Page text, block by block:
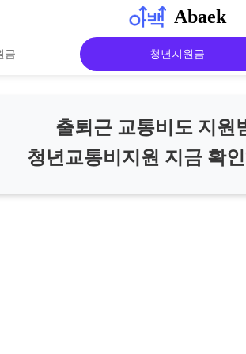
Abaek
금 청년지원금
출퇴근 교통비도 지원
청년교통비지원 지금 확